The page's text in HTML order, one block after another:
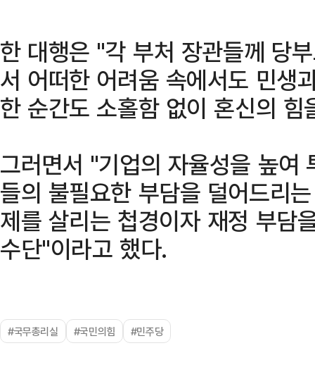
한 대행은 "각 부처 장관들께 당
서 어떠한 어려움 속에서도 민생
한 순간도 소홀함 없이 혼신의
그러면서 "기업의 자율성을 높여
들의 불필요한 부담을 덜어드리
제를 살리는 첩경이자 재정 부담
수단"이라고 했다.
#국무총리실 #국민의힘 #민주당